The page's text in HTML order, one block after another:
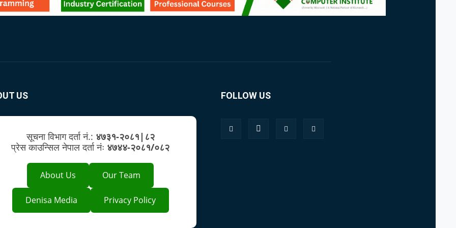
US
सूचना विभाग दर्ता नं.: ४७३१-२०८१|८२
प्रेस काउन्सिल नेपाल दर्ता नंः ४७४४-२०८१/०८२
About Us Our Team
Denisa Media Privacy Policy
FOLLOW US